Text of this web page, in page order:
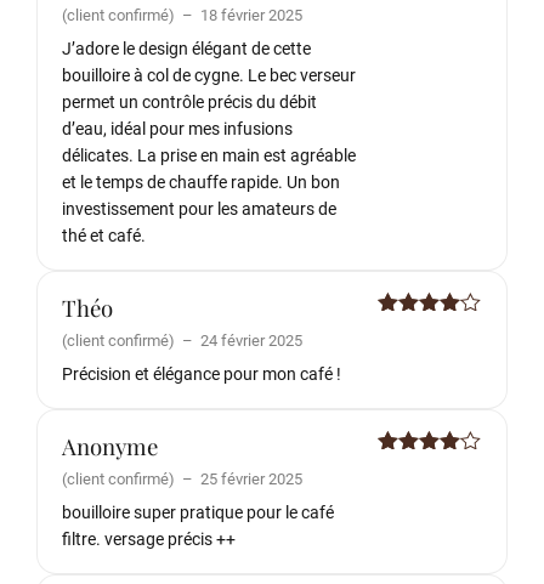
(client confirmé) – 18 février 2025
J’adore le design élégant de cette
bouilloire à col de cygne. Le bec verseur
permet un contrôle précis du débit
d’eau, idéal pour mes infusions
délicates. La prise en main est agréable
et le temps de chauffe rapide. Un bon
investissement pour les amateurs de
thé et café.
Théo
(client confirmé) – 24 février 2025
Précision et élégance pour mon café !
Anonyme
(client confirmé) – 25 février 2025
bouilloire super pratique pour le café
filtre. versage précis ++